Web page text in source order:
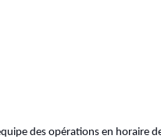
des opérations en horaire